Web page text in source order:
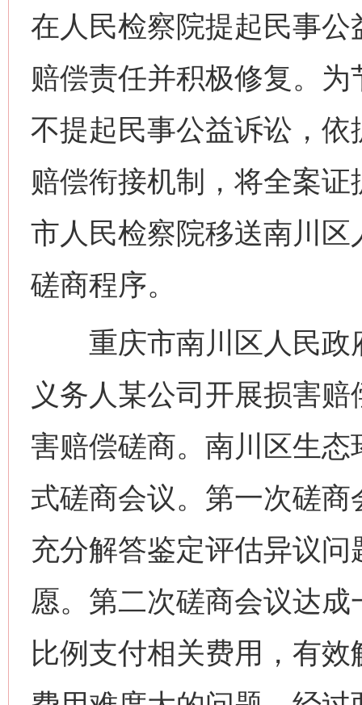
在人民检察院提起民事
赔偿责任并积极修复。
不提起民事公益诉讼，
赔偿衔接机制，将全案
市人民检察院移送南川
磋商程序。
重庆市南川区人民政
义务人某公司开展损害
害赔偿磋商。南川区生
式磋商会议。第一次磋
充分解答鉴定评估异议
愿。第二次磋商会议达
比例支付相关费用，有